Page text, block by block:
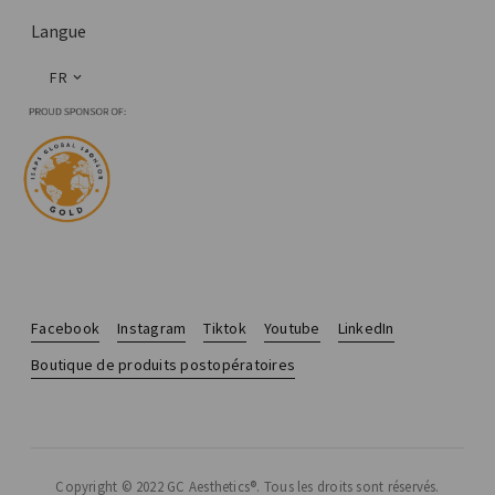
Langue
FR
Facebook Instagram Tiktok Youtube
LinkedIn
Boutique de produits postopératoires
Copyright © 2022 GC Aesthetics®. Tous les droits sont réservés.